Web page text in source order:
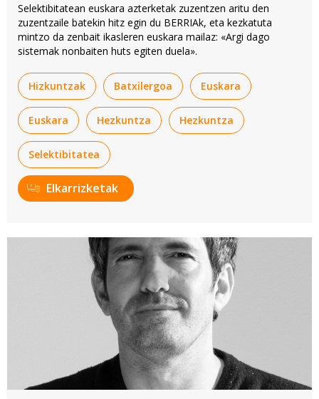
Selektibitatean euskara azterketak zuzentzen aritu den
zuzentzaile batekin hitz egin du BERRIAk, eta kezkatuta
mintzo da zenbait ikasleren euskara mailaz: «Argi dago
sistemak nonbaiten huts egiten duela».
Hizkuntzak Batxilergoa Euskara
Euskara Hezkuntza Hezkuntza
Selektibitatea
Elkarrizketak